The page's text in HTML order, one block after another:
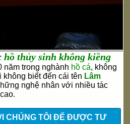
hồ thủy sinh không kiềng
năm trong nghành hồ cá, không
không biết đến cái tên Lâm
nghệ nhân với nhiều tác
CHÚNG TÔI ĐỂ ĐƯỢC TƯ